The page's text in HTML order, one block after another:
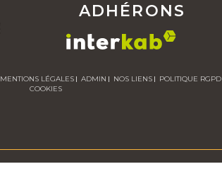
ADHÉRONS
MENTIONS LÉGALES ADMIN NOS LIENS
POLITIQUE RGPD
COOKIES